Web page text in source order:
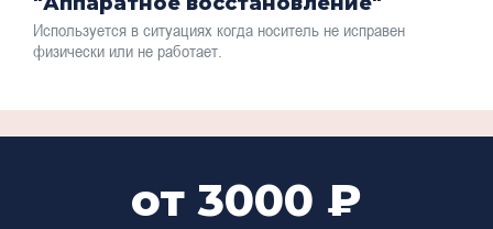
Используется в ситуациях когда носитель не исправен
физически или не работает.
от 3000